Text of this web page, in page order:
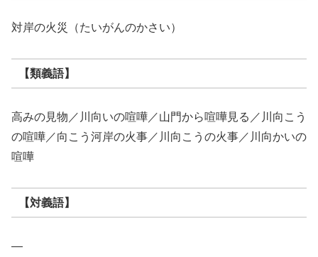
対岸の火災（たいがんのかさい）
【類義語】
高みの見物／川向いの喧嘩／山門から喧嘩見る／川向こう
の喧嘩／向こう河岸の火事／川向こうの火事／川向かいの
喧嘩
【対義語】
―